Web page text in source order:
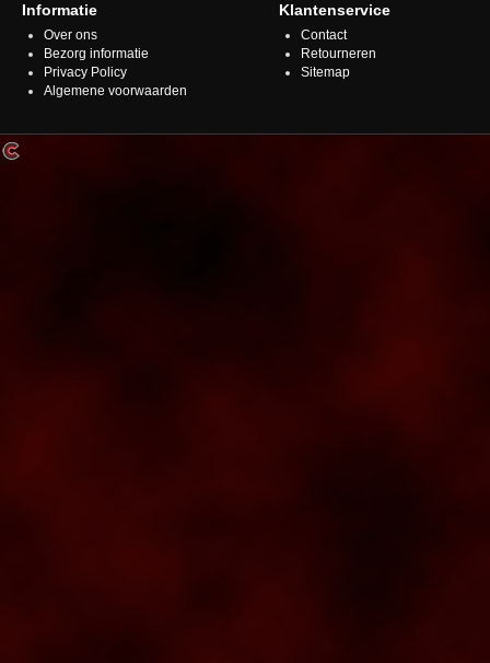
Informatie
Over ons
Bezorg informatie
Privacy Policy
Algemene voorwaarden
Klantenservice
Contact
Retourneren
Sitemap